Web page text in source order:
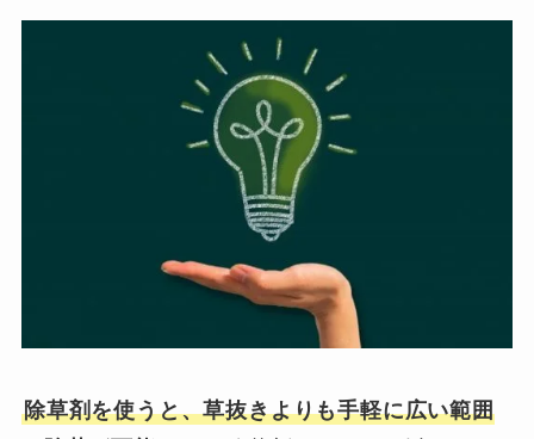
除草剤を使うと、草抜きよりも手軽に広い範囲